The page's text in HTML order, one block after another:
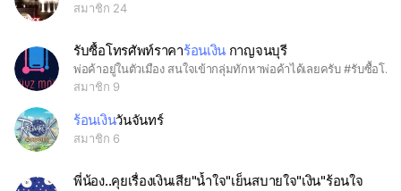
สมาชิก 24
รับซื้อโทรศัพท์ราคาร้อนเงิน กาญจนบุรี
พ่อค้าอยู่ในตัวเมือง สนใจเข้ากลุ่มทักหาพ่อค้าได้เลยครับ #รับซื้อโทรศัพท์ #กาญจนบุรี
สมาชิก 9
ร้อนเงินวันจันทร์
สมาชิก 6
พี่น้อง..คุยเรื่องเงินเสีย"น้ำใจ"เย็นสบายใจ"เงิน"ร้อนใจ